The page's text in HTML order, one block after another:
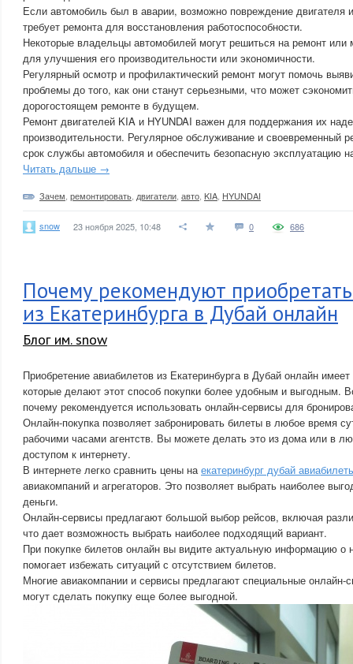
Если автомобиль был в аварии, возможно повреждение двигателя
требует ремонта для восстановления работоспособности.
Некоторые владельцы автомобилей могут решиться на ремонт
для улучшения его производительности или экономичности.
Регулярный осмотр и профилактический ремонт могут помочь
проблемы до того, как они станут серьезными, что может
дорогостоящем ремонте в будущем.
Ремонт двигателей KIA и HYUNDAI важен для поддержания их
производительности. Регулярное обслуживание и своевременный
срок службы автомобиля и обеспечить безопасную эксплуатацию
Читать дальше →
Зачем ремонтировать двигатели авто KIA HYUNDAI
snow 23 ноября 2025, 10:48 0 686
Почему рекомендуют
из Екатеринбурга в Дубай онлайн
Блог им. snow
Приобретение авиабилетов из Екатеринбурга в Дубай онлайн
которые делают этот способ покупки более удобным и выгодным.
почему рекомендуется использовать онлайн-сервисы для
Онлайн-покупка позволяет забронировать билеты в любое время
рабочими часами агентств. Вы можете делать это из дома или в
доступом к интернету.
В интернете легко сравнить цены наекатеринбург дубай
авиакомпаний и агрегаторов. Это позволяет выбрать наиболее
деньги.
Онлайн-сервисы предлагают большой выбор рейсов, включая
что дает возможность выбрать наиболее подходящий вариант.
При покупке билетов онлайн вы видите актуальную информацию о
помогает избежать ситуаций с отсутствием билетов.
Многие авиакомпании и сервисы предлагают специальные онлайн-
могут сделать покупку еще более выгодной.